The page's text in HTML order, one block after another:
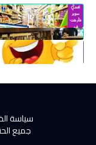
جميع
سياسة